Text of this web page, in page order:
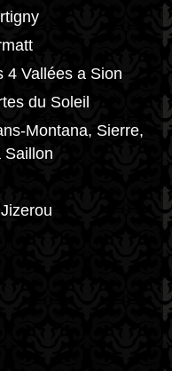
4 Vallées a Sion
du Soleil
Montana, Sierre,
Saillon